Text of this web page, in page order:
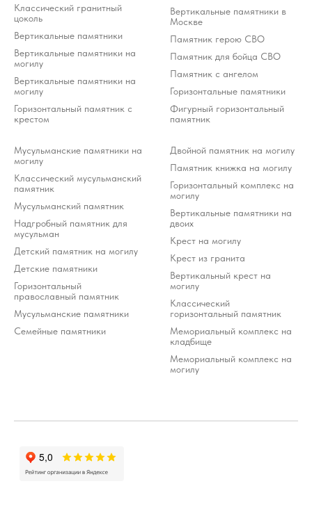
Классический гранитный
цоколь
Вертикальные памятники
Вертикальные памятники на
могилу
Вертикальные памятники на
могилу
Горизонтальный памятник с
крестом
Вертикальные памятники в
Москве
Памятник герою СВО
Памятник для бойца СВО
Памятник с ангелом
Горизонтальные памятники
Фигурный горизонтальный
памятник
Мусульманские памятники на
могилу
Классический мусульманский
памятник
Мусульманский памятник
Надгробный памятник для
мусульман
Детский памятник на могилу
Детские памятники
Горизонтальный
православный памятник
Мусульманские памятники
Семейные памятники
Двойной памятник на могилу
Памятник книжка на могилу
Горизонтальный комплекс на
могилу
Вертикальные памятники на
двоих
Крест на могилу
Крест из гранита
Вертикальный крест на
могилу
Классический
горизонтальный памятник
Мемориальный комплекс на
кладбище
Мемориальный комплекс на
могилу